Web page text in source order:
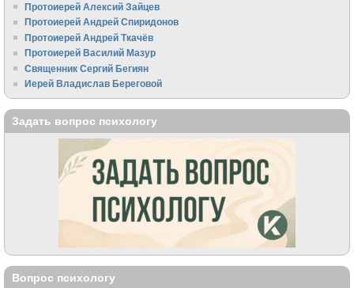
Протоиерей Алексий Зайцев
Протоиерей Андрей Спиридонов
Протоиерей Андрей Ткачёв
Протоиерей Василий Мазур
Священник Сергий Бегиян
Иерей Владислав Береговой
Задать вопрос психологу
Вопрос психологу